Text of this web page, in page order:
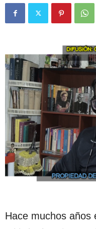
Hace muchos años